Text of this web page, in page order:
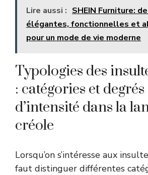
Lire aussi : SHEIN Furniture:
élégantes, fonctionnelles et
pour un mode de vie moderne
Typologies des
: catégories et degrés
d’intensité dans la
créole
Lorsqu’on s’intéresse aux
faut distinguer différentes